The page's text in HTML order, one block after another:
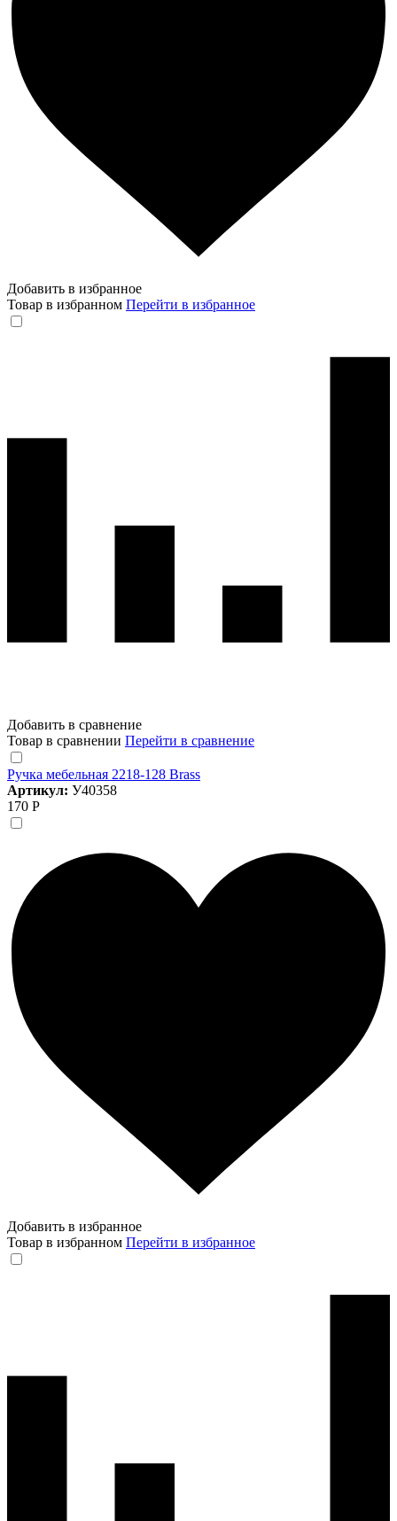
Добавить в избранное
Товар в избранном Перейти в избранное
Добавить в сравнение
Товар в сравнении Перейти в сравнение
Ручка мебельная 2218-128 Brass
Артикул: У40358
170 Р
Добавить в избранное
Товар в избранном Перейти в избранное